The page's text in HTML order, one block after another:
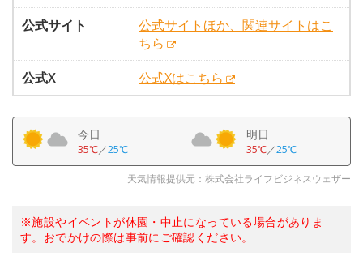
公式サイト
公式サイトほか、関連サイトはこ
ちら
公式X
公式Xはこちら
今日
35℃／25℃
明日
35℃／25℃
天気情報提供元：株式会社ライフビジネスウェザー
※施設やイベントが休園・中止になっている場合がありま
す。おでかけの際は事前にご確認ください。